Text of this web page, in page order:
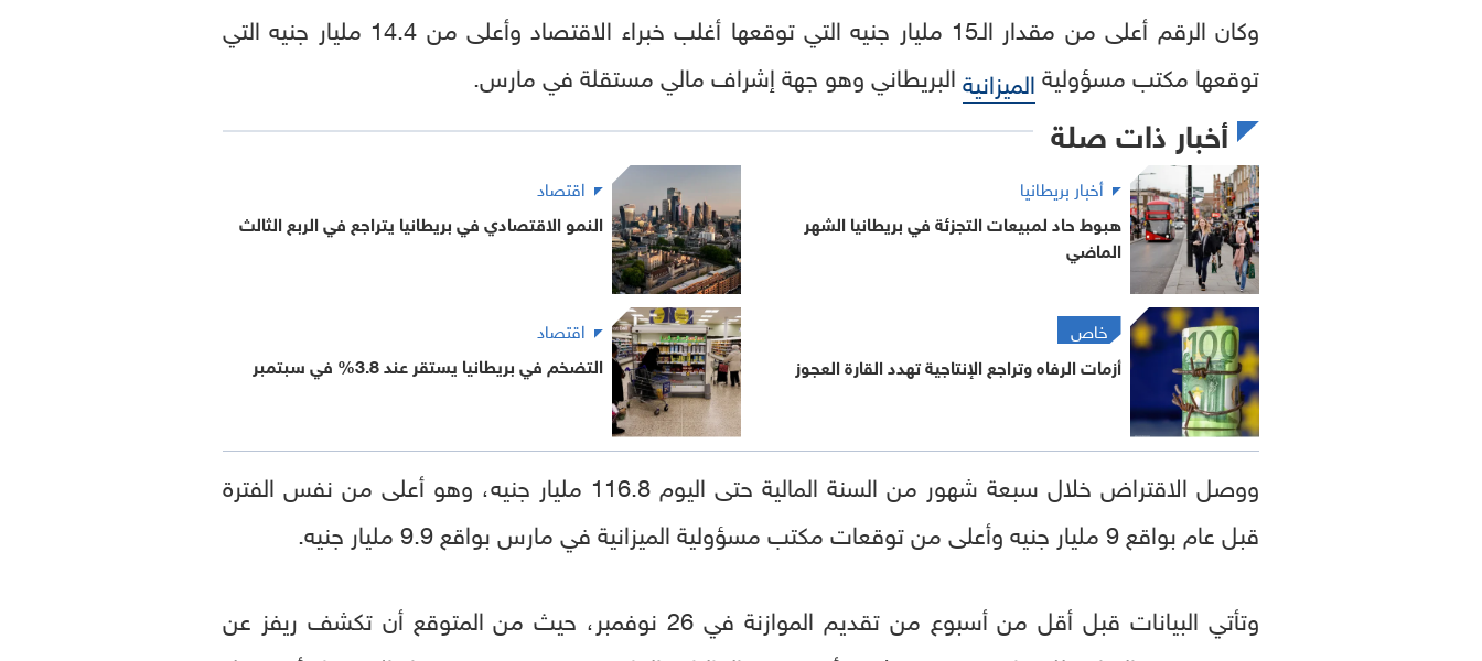
وكان الرقم أعلى من مقدار الـ15 مليار جنيه التي توقعها أغلب خبراء الاقتصاد وأعلى من 14.4 مليار جنيه التي
توقعها مكتب مسؤوليةالميزانيةالبريطاني وهو جهة إشراف مالي مستقلة في مارس.
أخبار ذات صلة
أخبار بريطانيا
هبوط حاد لمبيعات التجزئة في بريطانيا الشهر
الماضي
اقتصاد
النمو الاقتصادي في بريطانيا يتراجع في الربع الثالث
خاص
أزمات الرفاه وتراجع الإنتاجية تهدد القارة العجوز
اقتصاد
التضخم في بريطانيا يستقر عند 3.8% في سبتمبر
ووصل الاقتراض خلال سبعة شهور من السنة المالية حتى اليوم 116.8 مليار جنيه، وهو أعلى من نفس الفترة
قبل عام بواقع 9 مليار جنيه وأعلى من توقعات مكتب مسؤولية الميزانية في مارس بواقع 9.9 مليار جنيه.
وتأتي البيانات قبل أقل من أسبوع من تقديم الموازنة في 26 نوفمبر، حيث من المتوقع أن تكشف ريفز عن